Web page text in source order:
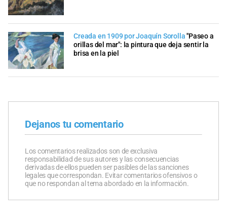
Creada en 1909 por Joaquín Sorolla"Paseo a
orillas del mar": la pintura que deja sentir la
brisa en la piel
Dejanos tu comentario
Los comentarios realizados son de exclusiva
responsabilidad de sus autores y las consecuencias
derivadas de ellos pueden ser pasibles de las sanciones
legales que correspondan. Evitar comentarios ofensivos o
que no respondan al tema abordado en la información.